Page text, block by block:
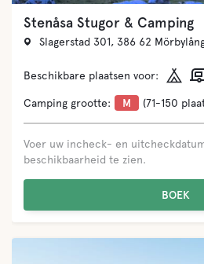
Stenåsa Stugor & Camping
Slagerstad 301, 386 62
Beschikbare plaatsen voor:
Camping grootte: M (71-150
Voer uw incheck- en
beschikbaarheid te zien.
BOEK